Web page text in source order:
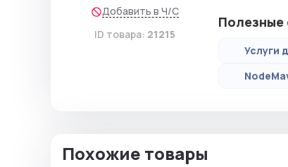
Добавить в Ч/С
ID товара: 21215
Полезные
Услуги
Похожие товары